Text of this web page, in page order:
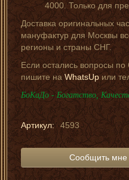
4000. Только для
Доставка оригинальных
мануфактур для Москвы
регионы и страны СНГ.
Если остались вопросы
пишите наWhatsUpили
БоКаДо - Богатство,
Артикул: 4593
Сообщить мне